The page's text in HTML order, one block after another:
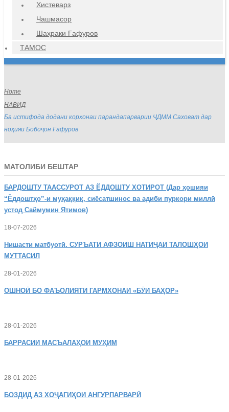
Хистеварз
Чашмасор
Шаҳраки Ғафуров
ТАМОС
Home
НАВИД
Ба истифода додани корхонаи парандапарварии ҶДММ Саховат дар
ноҳияи Бобоҷон Ғафуров
МАТОЛИБИ БЕШТАР
БАРДОШТУ ТААССУРОТ АЗ ЁДДОШТУ ХОТИРОТ (Дар ҳошияи
“Ёддоштҳо”-и муҳаққиқ, сиёсатшинос ва адиби пуркори миллӣ
устод Саймумин Ятимов)
18-07-2026
Нишасти матбуотӣ. СУРЪАТИ АФЗОИШ НАТИҶАИ ТАЛОШҲОИ
МУТТАСИЛ
28-01-2026
ОШНОӢ БО ФАЪОЛИЯТИ ГАРМХОНАИ «БӮИ БАҲОР»
28-01-2026
БАРРАСИИ МАСЪАЛАҲОИ МУҲИМ
28-01-2026
БОЗДИД АЗ ХОҶАГИҲОИ АНГУРПАРВАРӢ